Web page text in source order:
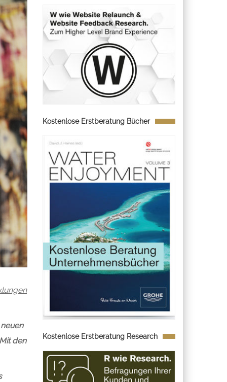
den
Kostenlose Erstberatung Bücher
Kostenlose Erstberatung Research